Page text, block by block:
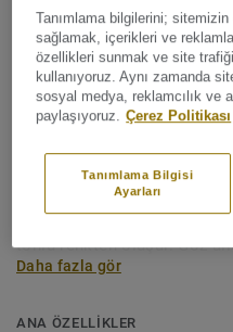
Rulo Halı Özel Tasarım Parça
Bonaparte
Chinchilla
Chinchilla, göz alıcı uzun
huzurlu bir his yaratmanıza
renk paleti (60'lardan ilham
tonlu renkten oluşur. Göz
birleşimi, genç, etkileyici ve
Kulağa sizin tarzınıza
Daha fazla gör
ANA ÖZELLİKLER
Tanımlama bilgilerini; sitemizin
sağlamak, içerikleri ve
özellikleri sunmak ve site
kullanıyoruz. Aynı zamanda
sosyal medya, reklamcılık ve
paylaşıyoruz. Çerez Politikası
Tanımlama Bilgisi
Ayarları